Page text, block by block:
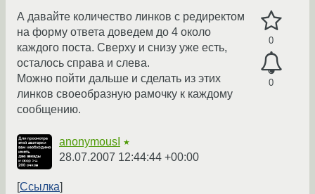
0
0
А давайте количество линков с редиректом
на форму ответа доведем до 4 около
каждого поста. Сверху и снизу уже есть,
осталось справа и слева.
Можно пойти дальше и сделать из этих
линков своеобразную рамочку к каждому
сообщению.
anonymousI ★
28.07.2007 12:44:44 +00:00
Ссылка